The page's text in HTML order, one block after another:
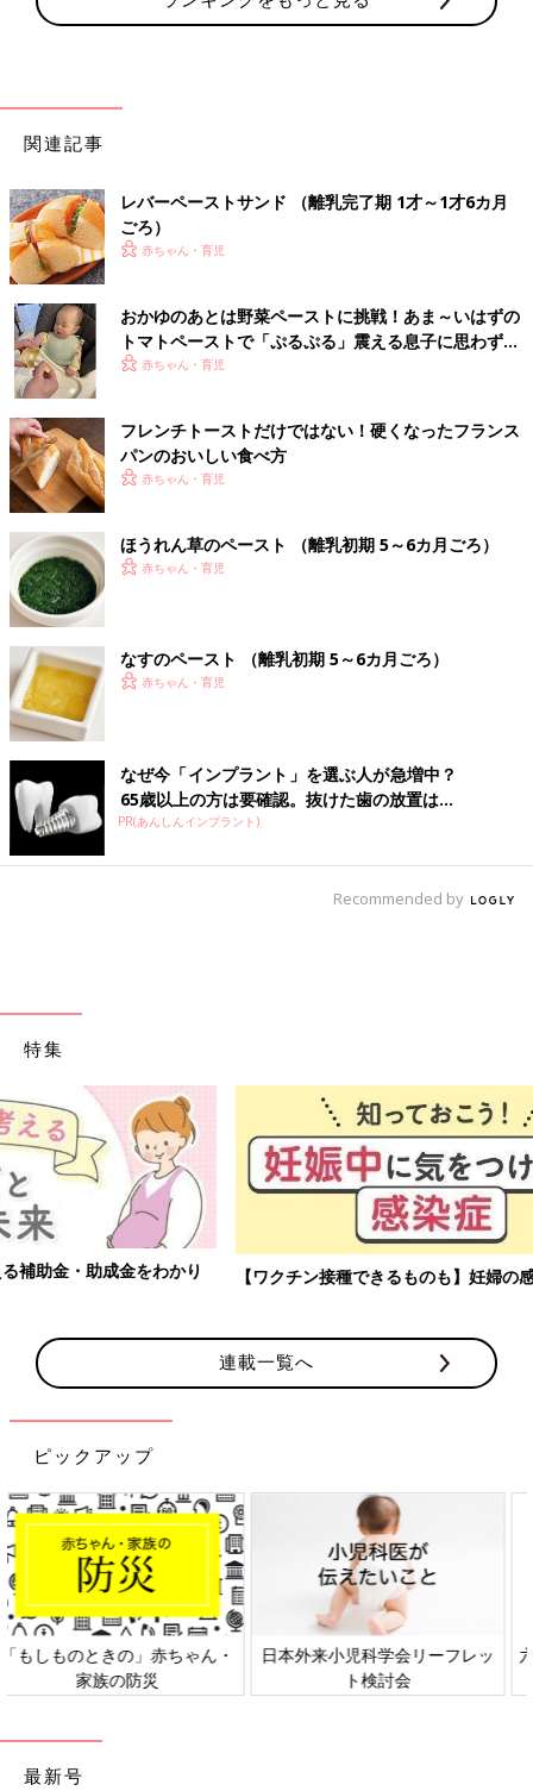
関連記事
レバーペーストサンド （離乳完了期 1才～1才6カ月
ごろ）
赤ちゃん・育児
おかゆのあとは野菜ペーストに挑戦！あま～いはずの
トマトペーストで「ぷるぷる」震える息子に思わず爆
笑【ぐっち夫婦の離乳食】
赤ちゃん・育児
フレンチトーストだけではない！硬くなったフランス
パンのおいしい食べ方
赤ちゃん・育児
ほうれん草のペースト （離乳初期 5～6カ月ごろ）
赤ちゃん・育児
なすのペースト （離乳初期 5～6カ月ごろ）
赤ちゃん・育児
なぜ今「インプラント」を選ぶ人が急増中？
65歳以上の方は要確認。抜けた歯の放置は...
PR(あんしんインプラント)
Recommended by
特集
【ワクチン接種できるものも】妊婦の感染症対策、知っておいて！
連載一覧へ
ピックアップ
日本外来小児科学会リーフレッ
ト検討会
六星占術 細木かおりさんの人生
相談
最新号